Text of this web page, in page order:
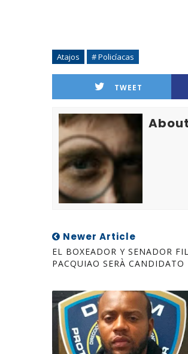
Atajos # Policíacas
TWEET
Newer Article
EL BOXEADOR Y SENADOR
PACQUIAO SERÀ CANDIDATO